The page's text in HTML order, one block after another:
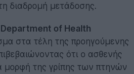
διαδρομή μετάδοσης.
of Health
στα τέλη της προηγούμενης
ότι ο ασθενής
μορφή της γρίπης των πτηνών